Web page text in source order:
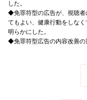
した。
◆免罪符型の広告が、視聴者
てもよい、健康行動をしな
明らかにした。
◆免罪符型広告の内容改善の